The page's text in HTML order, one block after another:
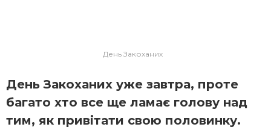
День Закоханих
День Закоханих уже завтра, проте
багато хто все ще ламає голову над
тим, як привітати свою половинку.